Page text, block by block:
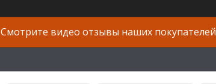
Смотрите видео отзывы наших покупателей